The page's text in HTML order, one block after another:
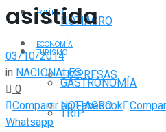
NOTIAGRO
TURISMO
GASTRONOMÍA
TRIP
POLÍTICA
ECONOMÍA
EMPRESAS
NOTIAGRO
asistida
03/10/2014
inNACIONALES
0
Compartir en Facebook
Whatsapp